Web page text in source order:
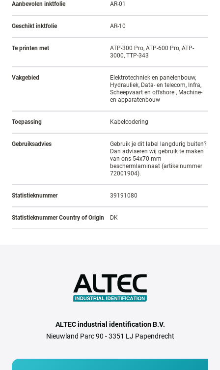
Aanbevolen inktfolie AR-01
Geschikt inktfolie AR-10
Te printen met
ATP-300 Pro, ATP-600 Pro, ATP-
3000, TTP-343
Vakgebied
Elektrotechniek en panelenbouw,
Hydrauliek, Data- en telecom, Infra,
Scheepvaart en offshore , Machine-
en apparatenbouw
Toepassing Kabelcodering
Gebruiksadvies
Gebruik je dit label langdurig buiten?
Dan adviseren wij gebruik te maken
van ons 54x70 mm
beschermlaminaat (artikelnummer
72001904).
Statistieknummer 39191080
Statistieknummer Country of Origin DK
ALTEC industrial identification B.V.
Nieuwland Parc 90 - 3351 LJ Papendrecht